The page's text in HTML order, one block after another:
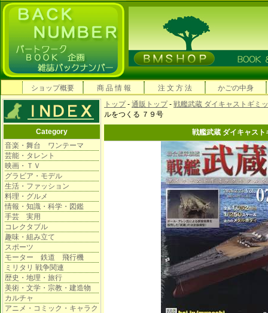
ショップ概要 商 品 情 報 注 文 方 法 かごの中身
Category
音楽・舞台 ワンテーマ
芸能・タレント
映画・ＴＶ
グラビア・モデル
生活・ファッション
料理・グルメ
情報・知識・科学・図鑑
手芸 実用
コレクタブル
趣味・組み立て
スポーツ
モーター 鉄道 飛行機
ミリタリ 戦争関連
歴史・地理・旅行
美術・文学・宗教・建造物
カルチャ
アニメ・コミック・キャラク
トップ- 通販トップ- 戦艦武蔵 ダイキャストギミ
ルをつくる ７９号
戦艦武蔵 ダイキャス